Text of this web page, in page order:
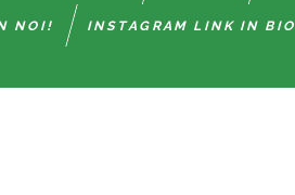
NOI! INSTAGRAM LINK IN BIO